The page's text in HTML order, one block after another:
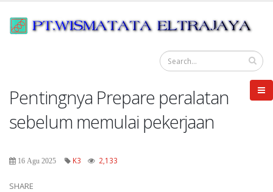
Pentingnya Prepare peralatan
sebelum memulai pekerjaan
16 Agu 2025 K3 2,133
SHARE